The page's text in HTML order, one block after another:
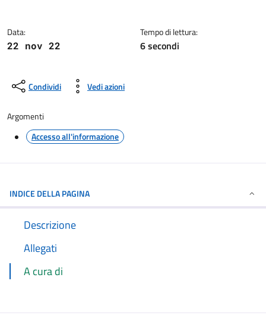
Data:
22 nov 22
Tempo di lettura:
6 secondi
Condividi Vedi azioni
Argomenti
Accesso all'informazione
INDICE DELLA PAGINA
Descrizione
Allegati
A cura di